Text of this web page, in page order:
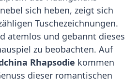
sich heben, zeigt sich
Tuschezeichnungen.
atemlos und gebannt dieses
zu beobachten. Auf
Rhapsodie kommen
dieser romantischen